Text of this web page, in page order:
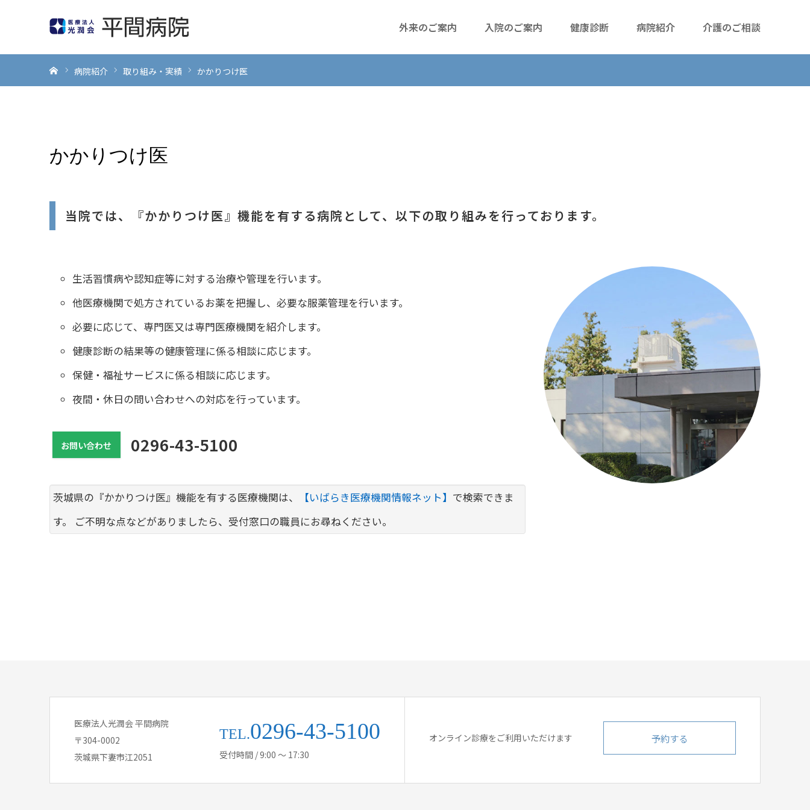
外来のご案内 入院のご案内 健康診断 病院紹介 介護のご相談
病院紹介 取り組み・実績 かかりつけ医
かかりつけ医
当院では、『かかりつけ医』機能を有する病院として、以下の取り組みを行っております。
生活習慣病や認知症等に対する治療や管理を行います。
他医療機関で処方されているお薬を把握し、必要な服薬管理を行います。
必要に応じて、専門医又は専門医療機関を紹介します。
健康診断の結果等の健康管理に係る相談に応じます。
保健・福祉サービスに係る相談に応じます。
夜間・休日の問い合わせへの対応を行っています。
お問い合わせ 0296-43-5100
茨城県の『かかりつけ医』機能を有する医療機関は、 【いばらき医療機関情報ネット】 で検索できま
す。 ご不明な点などがありましたら、受付窓口の職員にお尋ねください。
医療法人光潤会 平間病院
〒304-0002
茨城県下妻市江2051
TEL.0296-43-5100
受付時間 / 9:00 ～ 17:30
オンライン診療をご利用いただけます 予約する